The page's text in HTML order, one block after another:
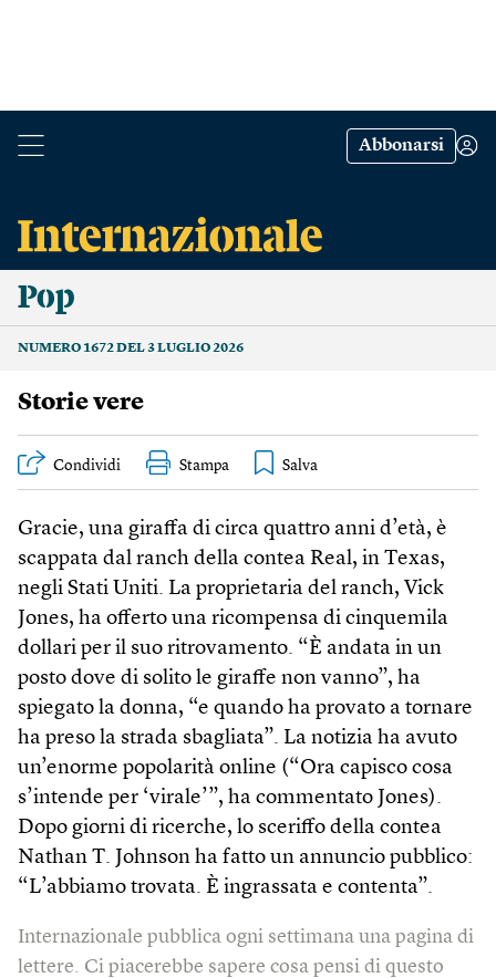
Abbonarsi
Pop
NUMERO 1672 DEL 3 LUGLIO 2026
Storie vere
Condividi Stampa
Gracie, una giraffa di circa quattro anni d’età, è
scappata dal ranch della contea Real, in Texas,
negli Stati Uniti. La proprietaria del ranch, Vick
Jones, ha offerto una ricompensa di cinquemila
dollari per il suo ritrovamento. “È andata in un
posto dove di solito le giraffe non vanno”, ha
spiegato la donna, “e quando ha provato a tornare
ha preso la strada sbagliata”. La notizia ha avuto
un’enorme popolarità online (“Ora capisco cosa
s’intende per ‘virale’”, ha commentato Jones).
Dopo giorni di ricerche, lo sceriffo della contea
Nathan T. Johnson ha fatto un annuncio pubblico:
“L’abbiamo trovata. È ingrassata e contenta”.
Internazionale pubblica ogni settimana una pagina di
lettere. Ci piacerebbe sapere cosa pensi di questo